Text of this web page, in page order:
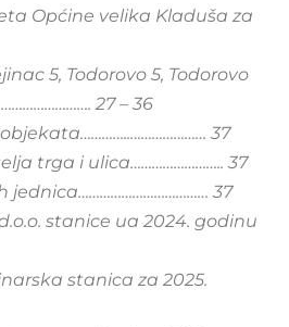
Općine velika Kladuša za
5, Todorovo 5, Todorovo
27 – 36
37
trga i ulica…………………….. 37
jednica……………………………… 37
stanice ua 2024. godinu
stanica za 2025.